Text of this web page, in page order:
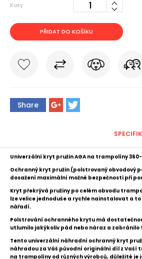
Kusy
PŘIDAT DO KOŠÍKU
Share
Univerzální kryt pružin AGA na trampolíny
Ochranný kryt pružin (polstrovaný obvodový
dosažení maximální možné bezpečnosti při
Kryt překrývá pružiny po celém obvodu
lze velice jednoduše a rychle nainstalovat a
nářadí.
Polstrování ochranného krytu má
utlumilo jakýkoliv pád nebo náraz a
Tento univerzální náhradní ochranný kryt
náhradou za Váš původní originální díl z Vaší
na trampolíny od různých výrobců, důležité je